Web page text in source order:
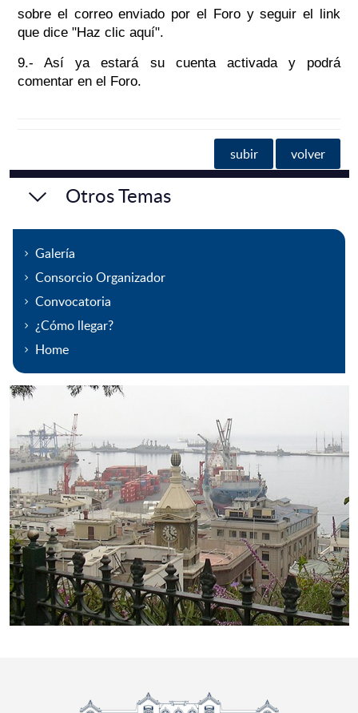
sobre el correo enviado por el Foro y seguir el link
que dice "Haz clic aquí".
9.- Así ya estará su cuenta activada y podrá
comentar en el Foro.
subir volver
Otros Temas
Galería
Consorcio Organizador
Convocatoria
¿Cómo llegar?
Home